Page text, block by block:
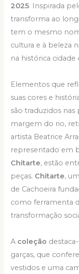
2025. Inspirada
transforma ao
tem o mesmo
cultura e à beleza
na histórica cidade
Elementos que
suas cores e
são traduzidos nas
margem do rio,
artista Beatrice
representado em
Chitarte, estão
peças. Chitarte,
de Cachoeira
como ferramenta
transformação
A coleção
garças, que
vestidos e uma